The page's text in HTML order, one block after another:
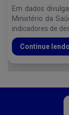
Em dados
Ministério da
indicadores de
Continue lendo